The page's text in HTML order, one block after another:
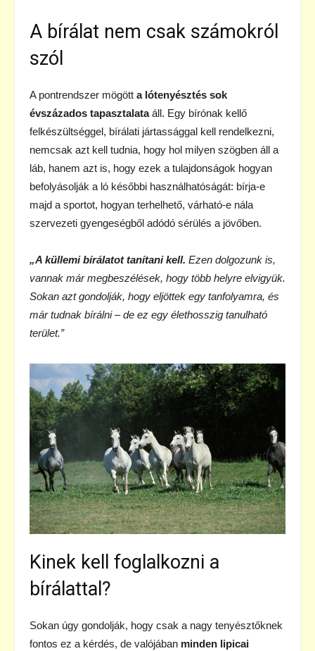
A bírálat nem csak számokról
szól
A pontrendszer mögött a lótenyésztés sok
évszázados tapasztalataáll. Egy bírónak kellő
felkészültséggel, bírálati jártassággal kell rendelkezni,
nemcsak azt kell tudnia, hogy hol milyen szögben áll a
láb, hanem azt is, hogy ezek a tulajdonságok hogyan
befolyásolják a ló későbbi használhatóságát: bírja-e
majd a sportot, hogyan terhelhető, várható-e nála
szervezeti gyengeségből adódó sérülés a jövőben.
„A küllemi bírálatot tanítani kell. Ezen dolgozunk is,
vannak már megbeszélések, hogy több helyre elvigyük.
Sokan azt gondolják, hogy eljöttek egy tanfolyamra, és
már tudnak bírálni – de ez egy élethosszig tanulható
terület.”
Kinek kell foglalkozni a
bírálattal?
Sokan úgy gondolják, hogy csak a nagy tenyésztőknek
fontos ez a kérdés, de valójában minden lipicai